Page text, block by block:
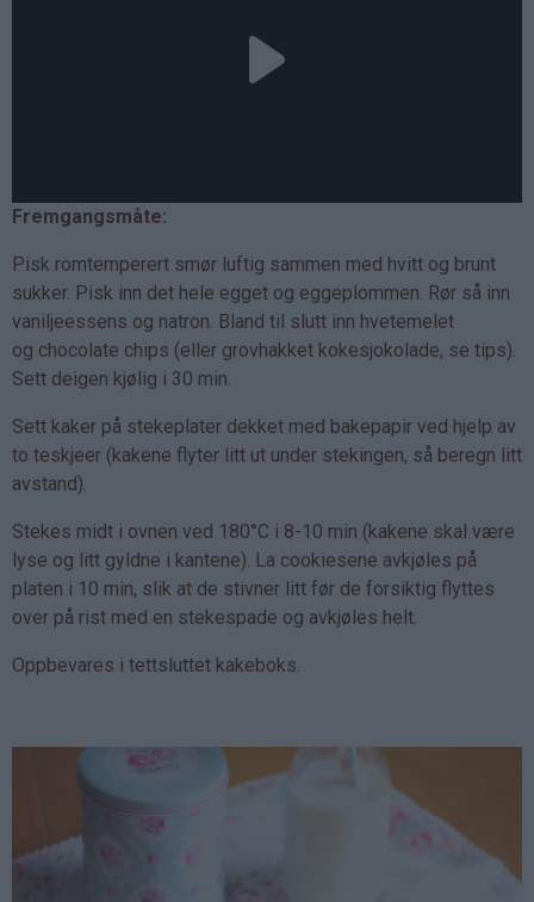
Fremgangsmåte:
Pisk romtemperert smør luftig sammen med hvitt og brunt
sukker. Pisk inn det hele egget og eggeplommen. Rør så inn
vaniljeessens og natron. Bland til slutt inn hvetemelet
og chocolate chips (eller grovhakket kokesjokolade, se tips).
Sett deigen kjølig i 30 min.
Sett kaker på stekeplater dekket med bakepapir ved hjelp av
to teskjeer (kakene flyter litt ut under stekingen, så beregn litt
avstand).
Stekes midt i ovnen ved 180°C i 8-10 min (kakene skal være
lyse og litt gyldne i kantene). La cookiesene avkjøles på
platen i 10 min, slik at de stivner litt før de forsiktig flyttes
over på rist med en stekespade og avkjøles helt.
Oppbevares i tettsluttet kakeboks.